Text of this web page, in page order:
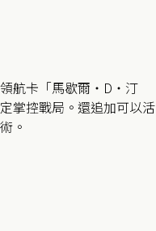
航卡「馬歇爾・D・汀
掌控戰局。還追加可以活
。